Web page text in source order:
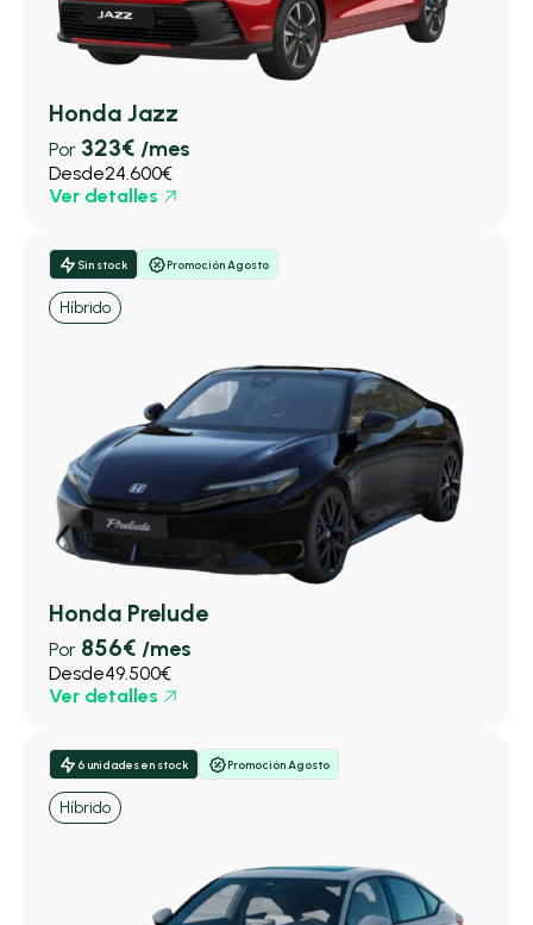
Honda Jazz
Por 323€ /mes
Desde24.600€
Ver detalles
Sin stock Promoción Agosto
Híbrido
Honda Prelude
Por 856€ /mes
Desde49.500€
Ver detalles
6 unidades en stock Promoción Agosto
Híbrido